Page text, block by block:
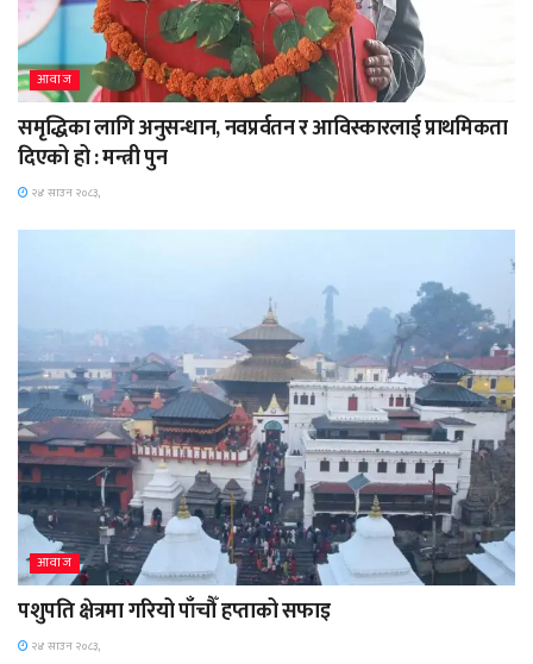
आवाज
समृद्धिका लागि अनुसन्धान, नवप्रर्वतन र आविस्कारलाई प्राथमिकता
दिएको हो : मन्त्री पुन
२४ साउन २०८३,
आवाज
पशुपति क्षेत्रमा गरियो पाँचौँ हप्ताको सफाइ
२४ साउन २०८३,